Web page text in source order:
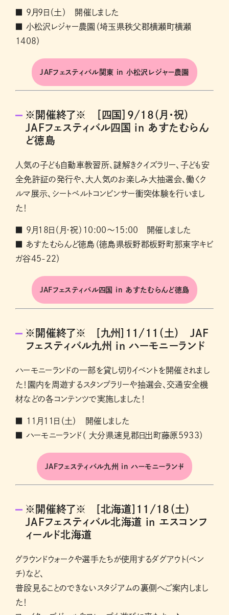
■ 9月9日（土） 開催しました
■ 小松沢レジャー農園（埼玉県秩父郡横瀬町横瀬
1408）
JAFフェスティバル関東 in 小松沢レジャー農園
※開催終了※ ［四国］9/18（月・祝）
JAFフェスティバル四国 in あすたむらん
ど徳島
人気の子ども自動車教習所、謎解きクイズラリー、子ども安
全免許証の発行や、大人気のお楽しみ大抽選会、働くク
ルマ展示、シートベルトコンビンサー衝突体験を行いまし
た！
■ 9月18日（月・祝）10:00～15:00 開催しました
■ あすたむらんど徳島（徳島県板野郡板野町那東字キビ
ガ谷45-22）
JAFフェスティバル四国 in あすたむらんど徳島
※開催終了※ [九州]11/11（土） JAF
フェスティバル九州 in ハーモニーランド
ハーモニーランドの一部を貸し切りイベントを開催されまし
た！園内を周遊するスタンプラリーや抽選会、交通安全機
材などの各コンテンツで実施しました！
■ 11月11日（土） 開催しました
■ ハーモニーランド（ 大分県速見郡日出町藤原５９３３）
JAFフェスティバル九州 in ハーモニーランド
※開催終了※ [北海道]11/18（土）
JAFフェスティバル北海道 in エスコンフ
ィールド北海道
グラウンドウォークや選手たちが使用するダグアウト(ベン
チ)など、
普段見ることのできないスタジアムの裏側へご案内しまし
た！